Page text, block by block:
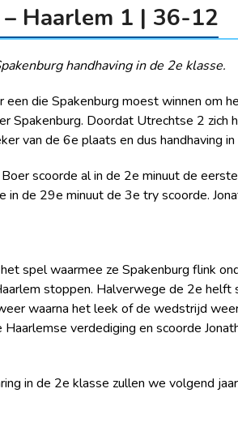
Haarlem 1 | 36-12
handhaving in de 2e klasse.
die Spakenburg moest winnen om
Spakenburg. Doordat Utrechtse 2
van de 6e plaats en dus handhaving
scoorde al in de 2e minuut de
de 29e minuut de 3e try scoorde.
spel waarmee ze Spakenburg flink
stoppen. Halverwege de 2e
waarna het leek of de wedstrijd
verdediging en scoorde
in de 2e klasse zullen we volgend